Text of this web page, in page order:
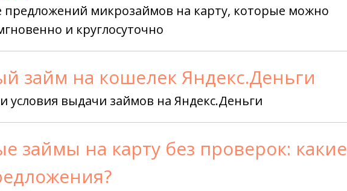
предложений микрозаймов на карту, которые можно
и круглосуточно
займ на кошелек Яндекс.Деньги
условия выдачи займов на Яндекс.Деньги
займы на карту без проверок: какие